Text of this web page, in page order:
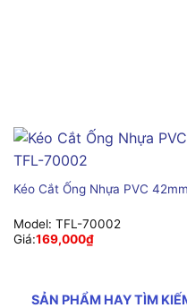
Kéo Cắt Ống Nhựa PVC
Model: TFL-70002
Giá:169,000₫
SẢN PHẨM HAY TÌM